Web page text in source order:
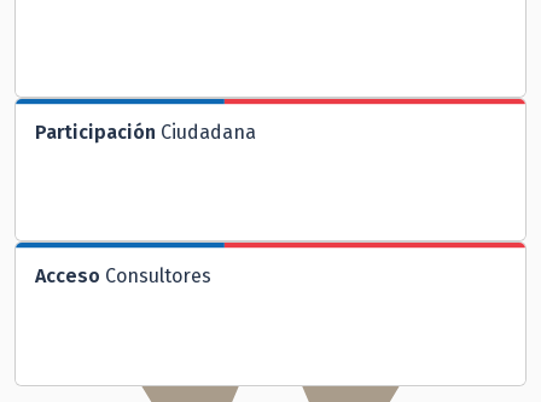
Participación Ciudadana
Acceso Consultores